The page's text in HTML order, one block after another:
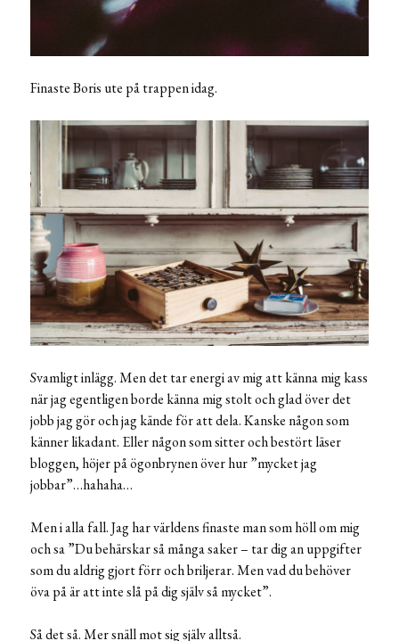
Finaste Boris ute på trappen idag.
Svamligt inlägg. Men det tar energi av mig att känna mig kass
när jag egentligen borde känna mig stolt och glad över det
jobb jag gör och jag kände för att dela. Kanske någon som
känner likadant. Eller någon som sitter och bestört läser
bloggen, höjer på ögonbrynen över hur ”mycket jag
jobbar”…hahaha…
Men i alla fall. Jag har världens finaste man som höll om mig
och sa ”Du behärskar så många saker – tar dig an uppgifter
som du aldrig gjort förr och briljerar. Men vad du behöver
öva på är att inte slå på dig själv så mycket”.
Så det så. Mer snäll mot sig själv alltså.